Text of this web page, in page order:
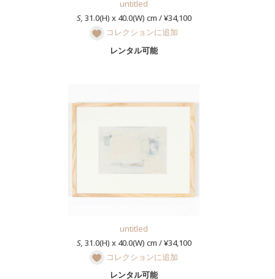
untitled
S, 31.0(H) x 40.0(W) cm / ¥34,100
コレクションに追加
レンタル可能
untitled
S, 31.0(H) x 40.0(W) cm / ¥34,100
コレクションに追加
レンタル可能